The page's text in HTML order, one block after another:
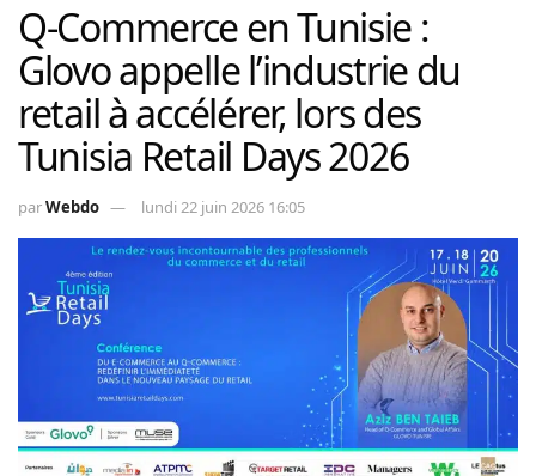
Q-Commerce en Tunisie :
Glovo appelle l’industrie du
retail à accélérer, lors des
Tunisia Retail Days 2026
parWebdo lundi 22 juin 2026 16:05